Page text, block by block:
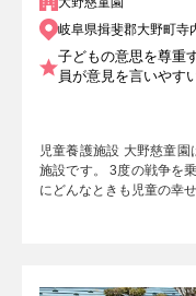
岐阜県揖斐郡大野町寺
子どもの意思を尊重
員が意見を言いやす
児童養護施設 大野慈童
施設です。 3度の戦争を
にどんなときも児童の幸